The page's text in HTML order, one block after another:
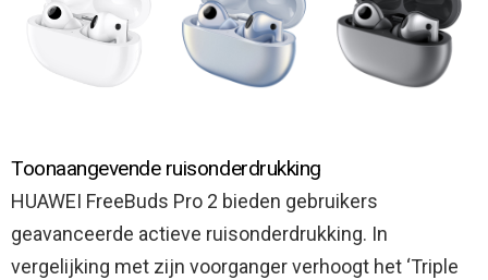
Toonaangevende ruisonderdrukking
HUAWEI FreeBuds Pro 2 bieden gebruikers
geavanceerde actieve ruisonderdrukking. In
vergelijking met zijn voorganger verhoogt het ‘Triple